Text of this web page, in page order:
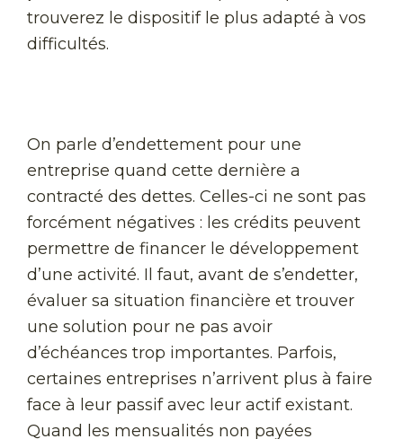
trouverez le dispositif le plus adapté à vos
difficultés.
On parle d’endettement pour une
entreprise quand cette dernière a
contracté des dettes. Celles-ci ne sont pas
forcément négatives : les crédits peuvent
permettre de financer le développement
d’une activité. Il faut, avant de s’endetter,
évaluer sa situation financière et trouver
une solution pour ne pas avoir
d’échéances trop importantes. Parfois,
certaines entreprises n’arrivent plus à faire
face à leur passif avec leur actif existant.
Quand les mensualités non payées